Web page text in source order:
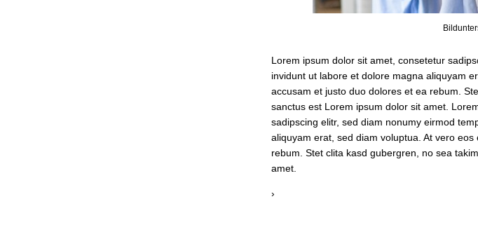
Lorem ipsum dolor sit amet, consetetur
invidunt ut labore et dolore magna aliquyam
accusam et justo duo dolores et ea rebum.
sanctus est Lorem ipsum dolor sit amet.
sadipscing elitr, sed diam nonumy eirmod
aliquyam erat, sed diam voluptua. At vero
rebum. Stet clita kasd gubergren, no sea
amet.
›